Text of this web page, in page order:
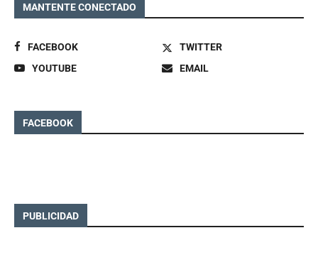
MANTENTE CONECTADO
FACEBOOK
TWITTER
YOUTUBE
EMAIL
FACEBOOK
PUBLICIDAD